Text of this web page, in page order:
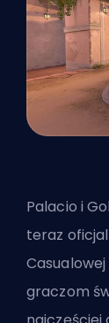
Palacio i
teraz
graczom